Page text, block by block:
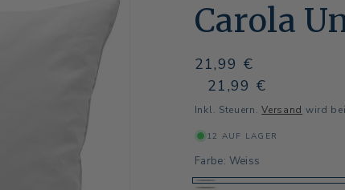
Carola
Normaler
Preis
21,99 €
Normaler
Preis
Verkaufspreis
21,99 €
Inkl. Steuern.Versand wird
12 AUF LAGER
Farbe: Weiss